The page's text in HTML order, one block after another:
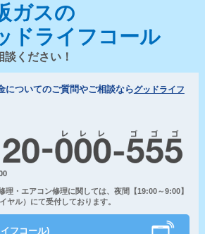
ガスの
ドライフコール
談ください！
についてのご質問やご相談ならグッドライフ
・エアコン修理に関しては、夜間【19:00～9:00】
ヤル）にて受付しております。
フコール)